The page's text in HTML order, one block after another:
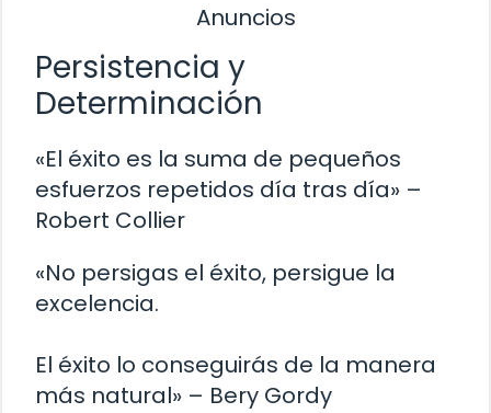
Anuncios
Persistencia y
Determinación
«El éxito es la suma de pequeños
esfuerzos repetidos día tras día» –
Robert Collier
«No persigas el éxito, persigue la
excelencia.
El éxito lo conseguirás de la manera
más natural» – Bery Gordy